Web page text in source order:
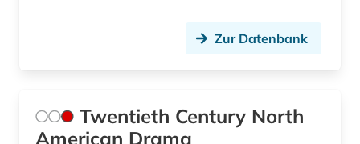
Zur Datenbank
Twentieth Century North
American Drama